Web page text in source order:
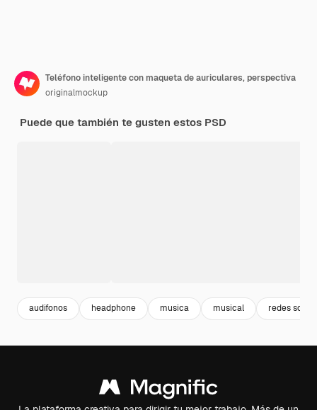
Teléfono inteligente con maqueta de auriculares, perspectiva
originalmockup
Puede que también te gusten estos PSD
audifonos headphone musica musical redes